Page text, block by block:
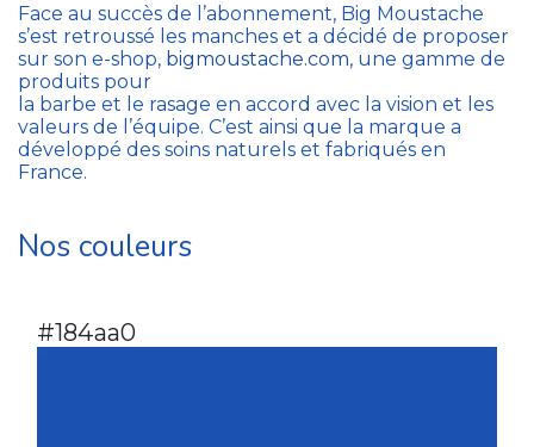
Face au succès de l’abonnement, Big Moustache
s’est retroussé les manches et a décidé de proposer
sur son e-shop, bigmoustache.com, une gamme de
produits pour
la barbe et le rasage en accord avec la vision et les
valeurs de l’équipe. C’est ainsi que la marque a
développé des soins naturels et fabriqués en
France.
Nos couleurs
#184aa0